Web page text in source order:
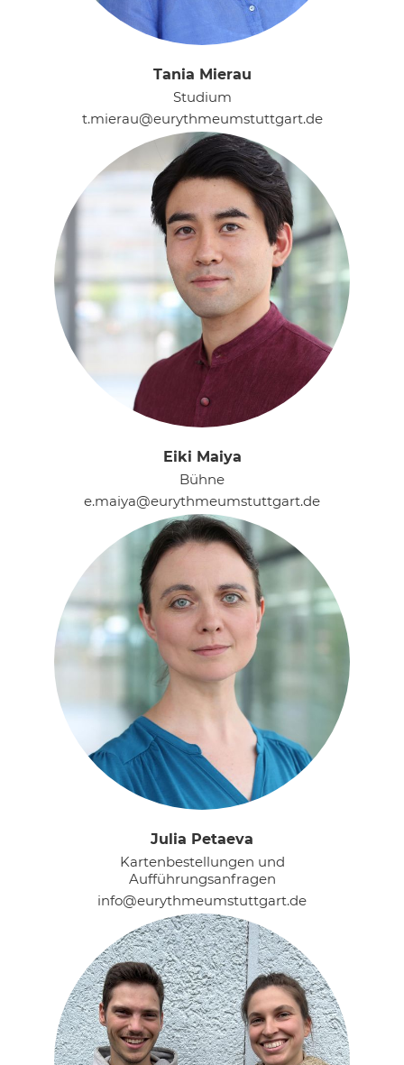
Tania Mierau
Studium
t.mierau@eurythmeumstuttgart.de
Eiki Maiya
Bühne
e.maiya@eurythmeumstuttgart.de
Julia Petaeva
Kartenbestellungen und
Aufführungsanfragen
info@eurythmeumstuttgart.de